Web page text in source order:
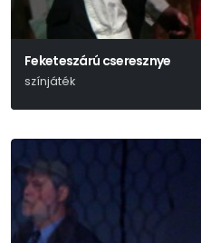
Feketeszárú cseresznye
színjáték